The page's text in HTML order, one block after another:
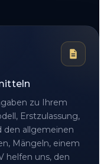
zu Ihrem
Erstzulassung,
den allgemeinen
Mängeln, einem
helfen uns, den